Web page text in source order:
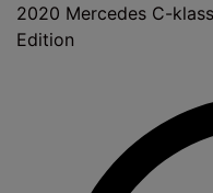
2020 Mercedes C-
Edition